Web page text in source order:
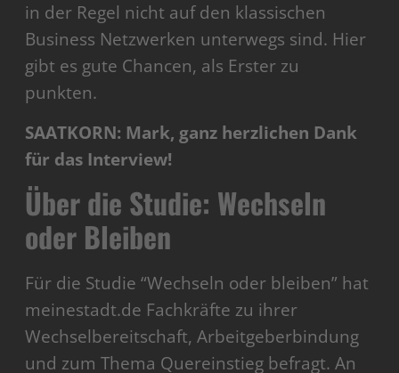
in der Regel nicht auf den klassischen
Business Netzwerken unterwegs sind. Hier
gibt es gute Chancen, als Erster zu
punkten.
SAATKORN: Mark, ganz herzlichen Dank
für das Interview!
Über die Studie: Wechseln
oder Bleiben
Für die Studie “Wechseln oder bleiben” hat
meinestadt.de Fachkräfte zu ihrer
Wechselbereitschaft, Arbeitgeberbindung
und zum Thema Quereinstieg befragt. An